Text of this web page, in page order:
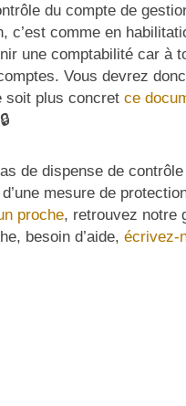
du compte de
c’est comme en
une comptabilité car à
Vous devrez
soit plus concret ce
de dispense de contrôle
mesure de
proche, retrouvez notre
besoin d’aide, écrivez-